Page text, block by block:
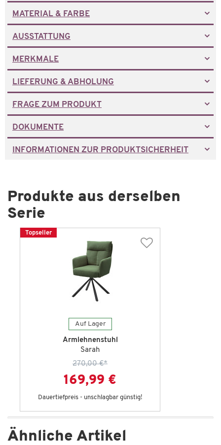
MATERIAL & FARBE
AUSSTATTUNG
MERKMALE
LIEFERUNG & ABHOLUNG
FRAGE ZUM PRODUKT
DOKUMENTE
INFORMATIONEN ZUR PRODUKTSICHERHEIT
Produkte aus derselben
Serie
Topseller
Auf Lager
Armlehnenstuhl
Sarah
270,00 €*
169,99 €
Dauertiefpreis - unschlagbar günstig!
Ähnliche Artikel